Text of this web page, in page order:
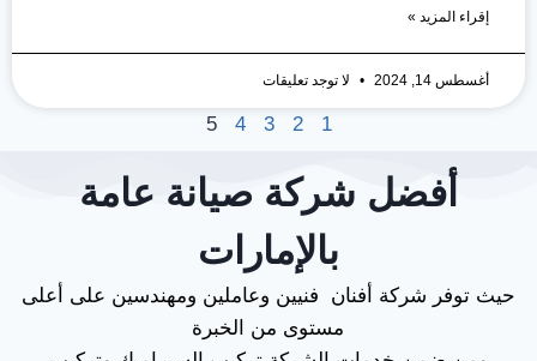
إقراء المزيد »
أغسطس 14, 2024 لا توجد تعليقات
1
2
3
4
5
أفضل شركة صيانة عامة
بالإمارات
حيث توفر شركة أفنان فنيين وعاملين ومهندسين على أعلى
مستوى من الخبرة